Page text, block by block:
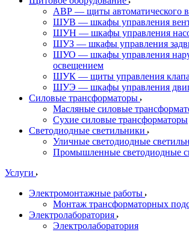
АВР — щиты автоматического
ШУВ — шкафы управления
ШУН — шкафы управления
ШУЗ — шкафы управления
ШУО — шкафы управления
освещением
ШУК — щиты управления
ШУЭ — шкафы управления
Силовые трансформаторы
Масляные силовые
Сухие силовые трансформаторы
Светодиодные светильники
Уличные светодиодные
Промышленные светодиодные
Услуги
Электромонтажные работы
Монтаж трансформаторных
Электролаборатория
Электролаборатория